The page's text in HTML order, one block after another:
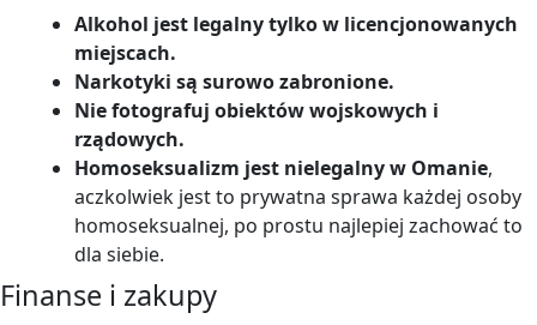
Alkohol jest legalny tylko w licencjonowanych
miejscach.
Narkotyki są surowo zabronione.
Nie fotografuj obiektów wojskowych i
rządowych.
Homoseksualizm jest nielegalny w Omanie,
aczkolwiek jest to prywatna sprawa każdej osoby
homoseksualnej, po prostu najlepiej zachować to
dla siebie.
Finanse i zakupy